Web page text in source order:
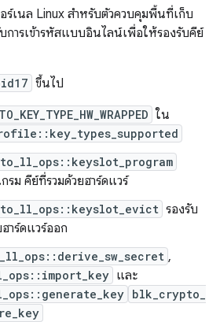
ร์เนล Linux สำหรับตัวควบคุมพื้นที่เก็บ
ารเข้ารหัสแบบอินไลน์เพื่อให้รองรับคีย์
ขึ้นไป
ใน
รม คีย์ที่รวมด้วยฮาร์ดแวร์
รองรับ
าร์ดแวร์ออก
,
และ
blk_crypto_